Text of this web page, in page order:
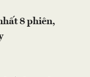
8 phiên,